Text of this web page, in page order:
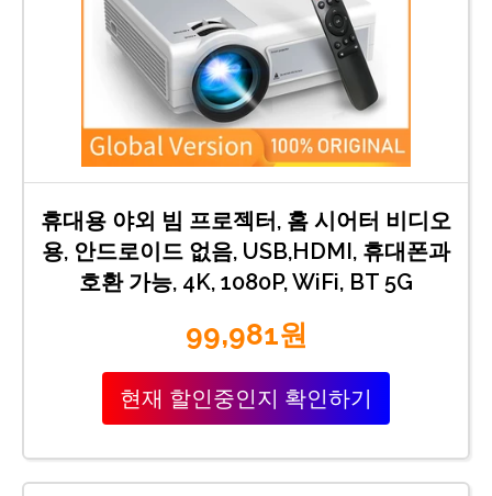
휴대용 야외 빔 프로젝터, 홈 시어터 비디오
용, 안드로이드 없음, USB,HDMI, 휴대폰과
호환 가능, 4K, 1080P, WiFi, BT 5G
99,981원
현재 할인중인지 확인하기